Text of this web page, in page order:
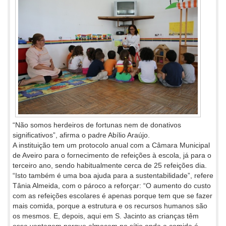
“Não somos herdeiros de fortunas nem de donativos
significativos”, afirma o padre Abílio Araújo.
A instituição tem um protocolo anual com a Câmara Municipal
de Aveiro para o fornecimento de refeições à escola, já para o
terceiro ano, sendo habitualmente cerca de 25 refeições dia.
“Isto também é uma boa ajuda para a sustentabilidade”, refere
Tânia Almeida, com o pároco a reforçar: “O aumento do custo
com as refeições escolares é apenas porque tem que se fazer
mais comida, porque a estrutura e os recursos humanos são
os mesmos. E, depois, aqui em S. Jacinto as crianças têm